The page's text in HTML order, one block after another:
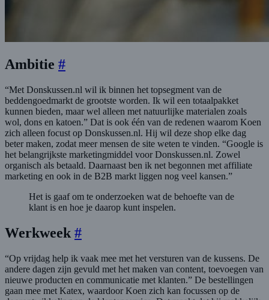
Ambitie #
“Met Donskussen.nl wil ik binnen het topsegment van de
beddengoedmarkt de grootste worden. Ik wil een totaalpakket
kunnen bieden, maar wel alleen met natuurlijke materialen zoals
wol, dons en katoen.” Dat is ook één van de redenen waarom Koen
zich alleen focust op Donskussen.nl. Hij wil deze shop elke dag
beter maken, zodat meer mensen de site weten te vinden. “Google is
het belangrijkste marketingmiddel voor Donskussen.nl. Zowel
organisch als betaald. Daarnaast ben ik net begonnen met affiliate
marketing en ook in de B2B markt liggen nog veel kansen.”
Het is gaaf om te onderzoeken wat de behoefte van de
klant is en hoe je daarop kunt inspelen.
Werkweek #
“Op vrijdag help ik vaak mee met het versturen van de kussens. De
andere dagen zijn gevuld met het maken van content, toevoegen van
nieuwe producten en communicatie met klanten.” De bestellingen
gaan mee met Katex, waardoor Koen zich kan focussen op de